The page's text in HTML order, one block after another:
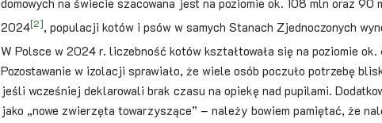
domowych na świecie szacowana jest na poziomie ok. 108 mln oraz 90
2024[2], populacji kotów i psów w samych Stanach Zjednoczonych
W Polsce w 2024 r. liczebność kotów kształtowała się na poziomie
Pozostawanie w izolacji sprawiało, że wiele osób poczuło potrzebę
jeśli wcześniej deklarowali brak czasu na opiekę nad pupilami.
jako „nowe zwierzęta towarzyszące” – należy bowiem pamiętać, że